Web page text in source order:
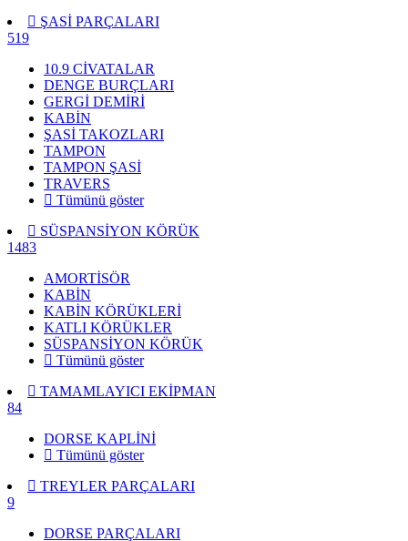
ŞASİ PARÇALARI
519
10.9 CİVATALAR
DENGE BURÇLARI
GERGİ DEMİRİ
KABİN
ŞASİ TAKOZLARI
TAMPON
TAMPON ŞASİ
TRAVERS
Tümünü göster
SÜSPANSİYON KÖRÜK
1483
AMORTİSÖR
KABİN
KABİN KÖRÜKLERİ
KATLI KÖRÜKLER
SÜSPANSİYON KÖRÜK
Tümünü göster
TAMAMLAYICI EKİPMAN
84
DORSE KAPLİNİ
Tümünü göster
TREYLER PARÇALARI
9
DORSE PARÇALARI